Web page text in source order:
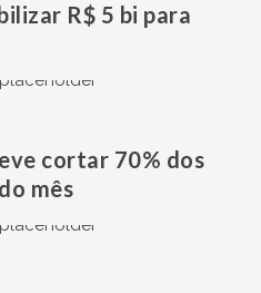
R$ 5 bi para
cortar 70% dos
mês